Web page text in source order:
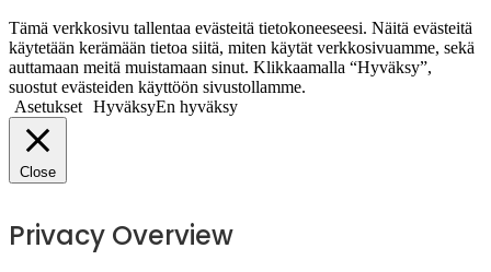
Tämä verkkosivu tallentaa evästeitä tietokoneeseesi. Näitä evästeitä
käytetään kerämään tietoa siitä, miten käytät verkkosivuamme, sekä
auttamaan meitä muistamaan sinut. Klikkaamalla “Hyväksy”,
suostut evästeiden käyttöön sivustollamme.
Asetukset HyväksyEn hyväksy
Close
Privacy Overview